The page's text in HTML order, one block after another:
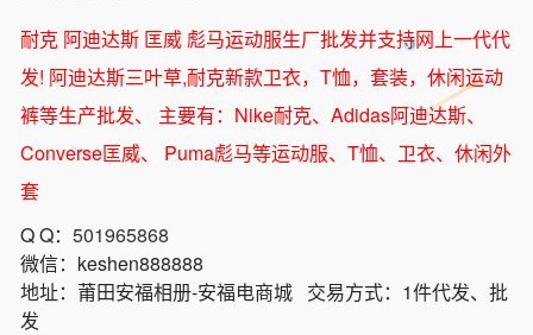
耐克 阿迪达斯 匡威 彪马运动服生厂批发并支持网上一代代
发! 阿迪达斯三叶草,耐克新款卫衣，T恤，套装，休闲运动
裤等生产批发、 主要有：Nike耐克、Adidas阿迪达斯、
Converse匡威、 Puma彪马等运动服、T恤、卫衣、休闲外
套
Q Q： 501965868
微信： keshen888888
地址： 莆田安福相册-安福电商城 交易方式： 1件代发、批
发